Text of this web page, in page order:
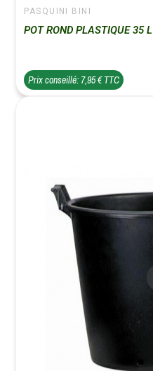
PASQUINI BINI
POT ROND PLASTIQUE 35
Prix conseillé: 7,95 € TTC